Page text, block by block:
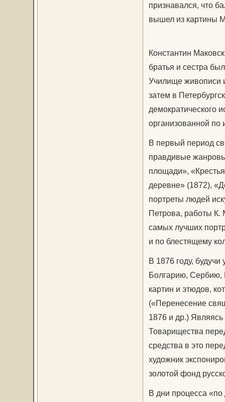
признавался, что
вышел из картины
Константин
братья и сестра
Училище жи­вописи
затем в
демократического
организованной по
В первый период
правдивые
площади»,
деревне» (1872),
портреты людей
Петрова, работы К.
самых лучших
и по блестящему
В 1876 году,
Болгарию, Сербию,
картин и этюдов,
(«Пере­несение
1876 и др.) Являясь
Товарищества
средства в это
художник
золотой фонд
В дни процесса «по